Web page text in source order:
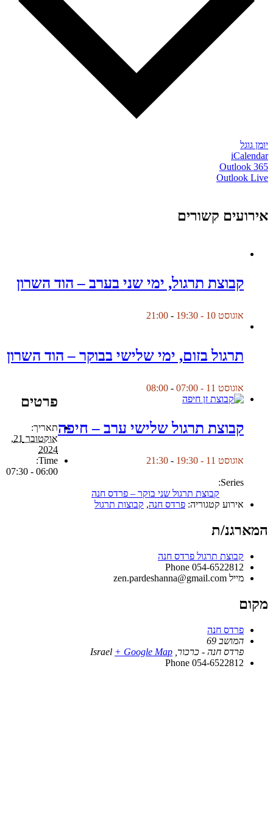
יומן גוגל
iCalendar
Outlook 365
Outlook Live
אירועים קשורים
קבוצת תרגול, ימי שני בערב – הוד השרון
אוגוסט 10 - 19:30 -
21:00
תרגול בזום, ימי שלישי בבוקר – הוד השרון
אוגוסט 11 - 07:00 -
08:00
קבוצת תרגול שלישי ערב – חיפה
אוגוסט 11 - 19:30 -
21:30
פרטים
תאריך:
אוקטובר 21,
2024
Time:
06:00 - 07:30
Series:
קבוצת תרגול שני בוקר – פרדס חנה
אירוע קטגוריה: פרדס חנה, קבוצות תרגול
המארגנ/ת
קבוצת תרגול פרדס חנה
Phone 054-6522812
מייל zen.pardeshanna@gmail.com
מקום
פרדס חנה
המושב 69
פרדס חנה - כרכור
Israel + Google Map
Phone 054-6522812